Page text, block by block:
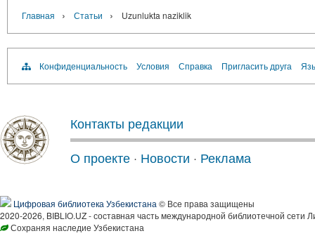
Главная › Статьи › Uzunlukta naziklik
Конфиденциальность Условия Справка Пригласить друга
Контакты редакции
О проекте · Новости · Реклама
Цифровая библиотека Узбекистана © Все права защищены
2020-2026, BIBLIO.UZ - составная часть международной библиотечной сети
Сохраняя наследие Узбекистана